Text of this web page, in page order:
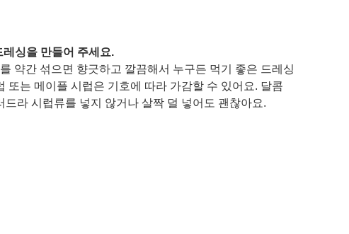
싱을 만들어 주세요.
약간 섞으면 향긋하고 깔끔해서 누구든 먹기 좋은 드레싱
또는 메이플 시럽은 기호에 따라 가감할 수 있어요. 달콤
드라 시럽류를 넣지 않거나 살짝 덜 넣어도 괜찮아요.